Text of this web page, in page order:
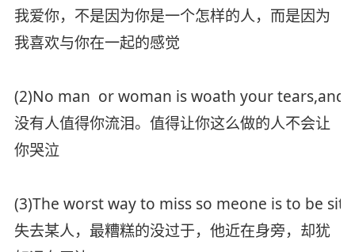
我爱你，不是因为你是一个怎样的人，而是因为
我喜欢与你在一起的感觉
(2)No man or woman is woath your tears,and
没有人值得你流泪。值得让你这么做的人不会让
你哭泣
(3)The worst way to miss so meone is to be
失去某人，最糟糕的没过于，他近在身旁，却犹